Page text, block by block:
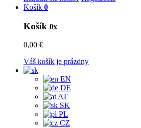
Košík 0
Košík 0x
0,00 €
Váš košík je prázdny
EN
DE
AT
SK
PL
CZ